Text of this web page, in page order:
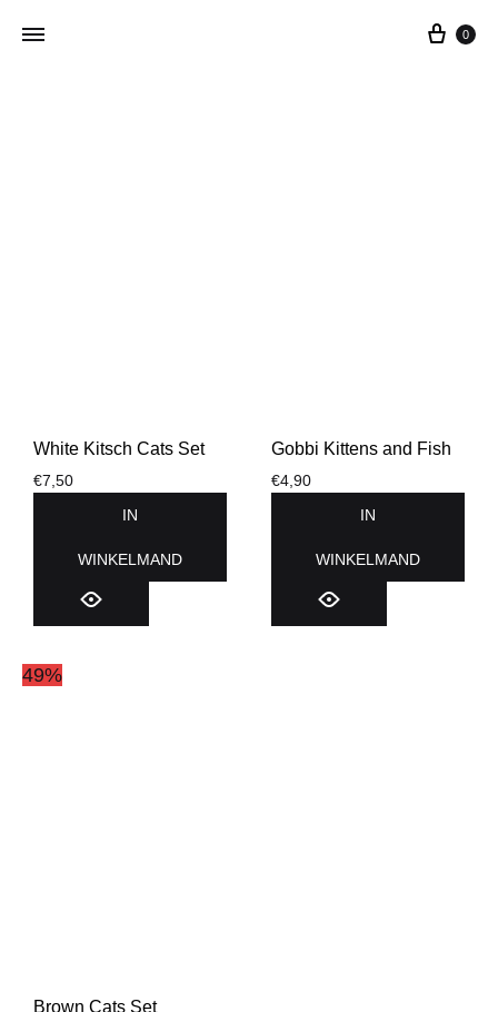
0
White Kitsch Cats Set
€7,50
IN
WINKELMAND
Gobbi Kittens and Fish
€4,90
IN
WINKELMAND
49%
Brown Cats Set